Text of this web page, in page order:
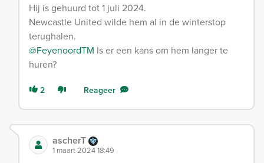
Hij is gehuurd tot 1 juli 2024.
Newcastle United wilde hem al in de winterstop
terughalen.
@FeyenoordTM Is er een kans om hem langer te
huren?
2 Reageer
ascherT
1 maart 2024 18:49